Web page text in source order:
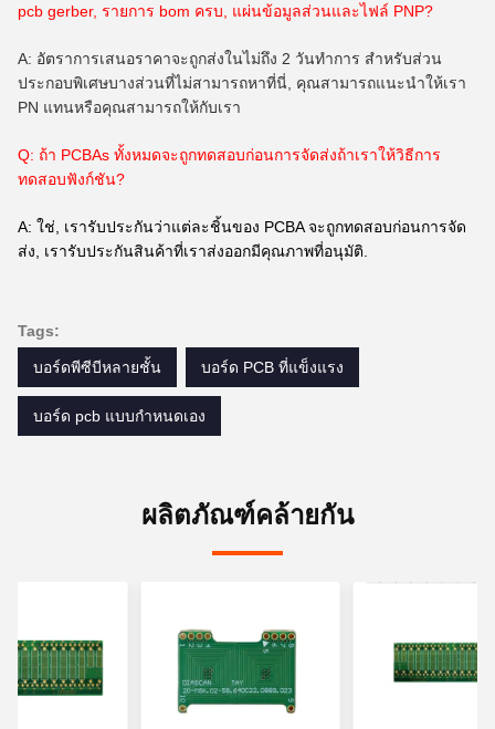
pcb gerber, รายการ bom ครบ, แผ่นข้อมูลส่วนและไฟล์ PNP?
A: อัตราการเสนอราคาจะถูกส่งในไม่ถึง 2 วันทําการ สําหรับส่วน
ประกอบพิเศษบางส่วนที่ไม่สามารถหาที่นี่, คุณสามารถแนะนําให้เรา
PN แทนหรือคุณสามารถให้กับเรา
Q: ถ้า PCBAs ทั้งหมดจะถูกทดสอบก่อนการจัดส่งถ้าเราให้วิธีการ
ทดสอบฟังก์ชัน?
A: ใช่, เรารับประกันว่าแต่ละชิ้นของ PCBA จะถูกทดสอบก่อนการจัด
ส่ง, เรารับประกันสินค้าที่เราส่งออกมีคุณภาพที่อนุมัติ.
Tags:
บอร์ดพีซีบีหลายชั้น บอร์ด PCB ที่แข็งแรง
บอร์ด pcb แบบกำหนดเอง
ผลิตภัณฑ์คล้ายกัน